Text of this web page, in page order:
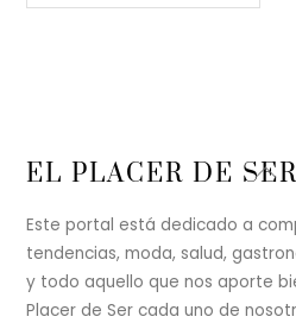
Back
Top
EL PLACER DE
Este portal está dedicado a
tendencias, moda, salud,
y todo aquello que nos aporte
Placer de Ser cada uno de